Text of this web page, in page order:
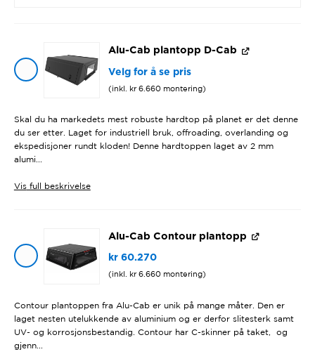
Alu-Cab plantopp D-Cab
Velg for å se pris
(inkl. kr6.660montering)
Skal du ha markedets mest robuste hardtop på planet er det denne
du ser etter. Laget for industriell bruk, offroading, overlanding og
ekspedisjoner rundt kloden! Denne hardtoppen laget av 2 mm
alumi...
Visfull beskrivelse
Alu-Cab Contour plantopp
kr60.270
(inkl. kr6.660montering)
Contour plantoppen fra Alu-Cab er unik på mange måter. Den er
laget nesten utelukkende av aluminium og er derfor slitesterk samt
UV- og korrosjonsbestandig. Contour har C-skinner på taket, og
gjenn...